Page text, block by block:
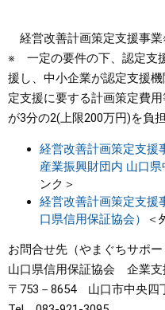
経営改善計画策定支援事業
※ 一定の要件の下、認定支
援し、中小企業が認定支援
定支援に要する計画策定費
が3分の2(上限200万円)を負
経営改善計画策定支援
産業振興財団内 山口県
ンク＞
経営改善計画策定支援
口県信用保証協会）
＜
お問合せ先（やまぐちサポ
山口県信用保証協会 企業支
〒753－8654 山口市中央四